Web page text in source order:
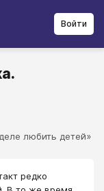
Войти
любить детей»
редко